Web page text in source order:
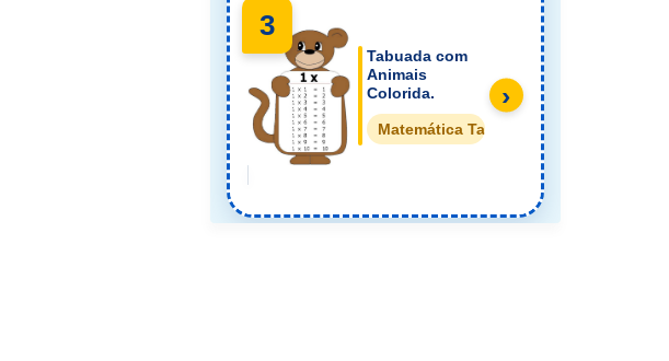
3
Tabuada com
Animais
Colorida.
Matemática Tabuada
›